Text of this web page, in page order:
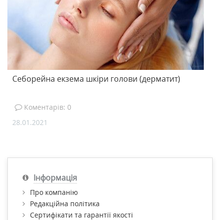
Себорейна екзема шкіри голови (дерматит)
Коментарів: 0
28.01.2021
Інформація
Про компанію
Редакційна політика
Сертифікати та гарантії якості